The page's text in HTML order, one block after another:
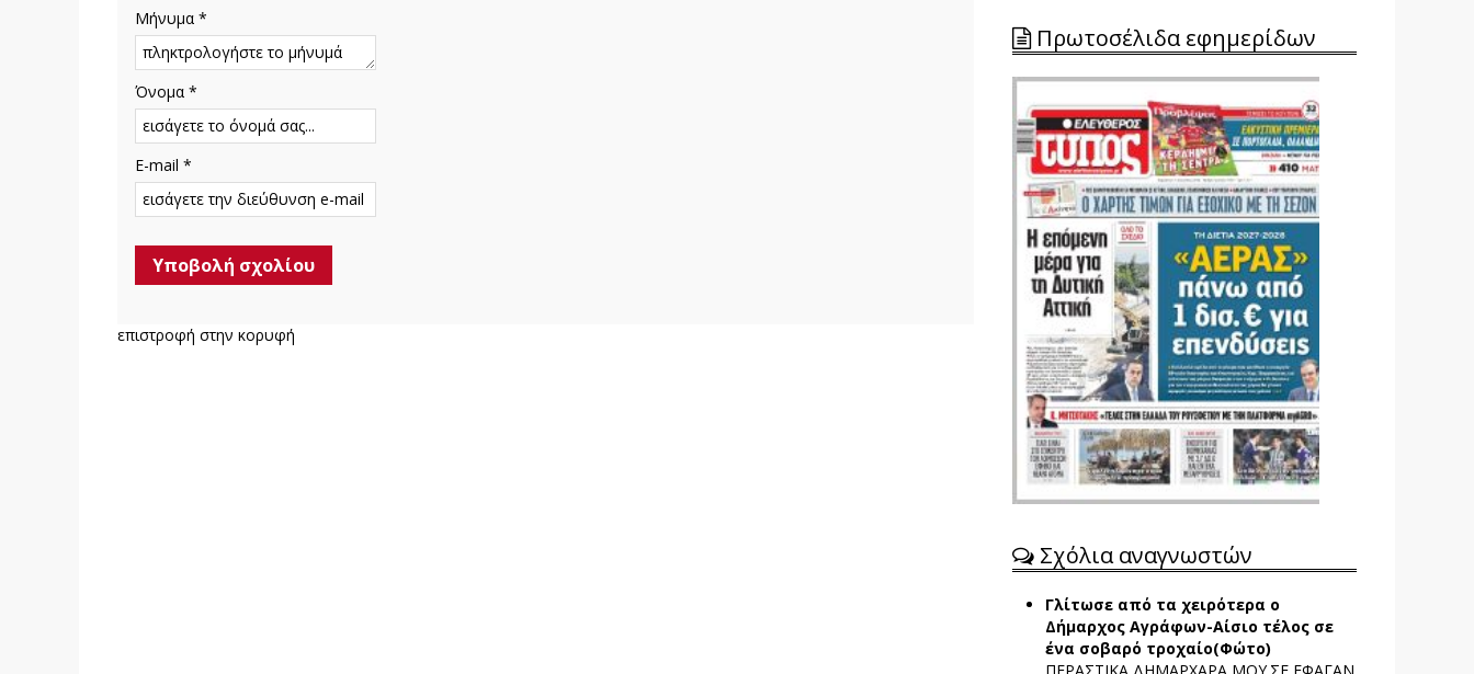
Μήνυμα *
Όνομα *
E-mail *
επιστροφή στην κορυφή
Πρωτοσέλιδα εφημερίδων
Σχόλια αναγνωστών
Γλίτωσε από τα χειρότερα ο
Δήμαρχος Αγράφων-Αίσιο τέλος σε
ένα σοβαρό τροχαίο(Φώτο)